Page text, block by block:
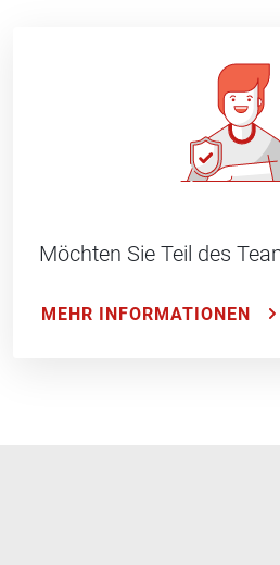
Möchten Sie Teil des
MEHR INFORMATIONEN